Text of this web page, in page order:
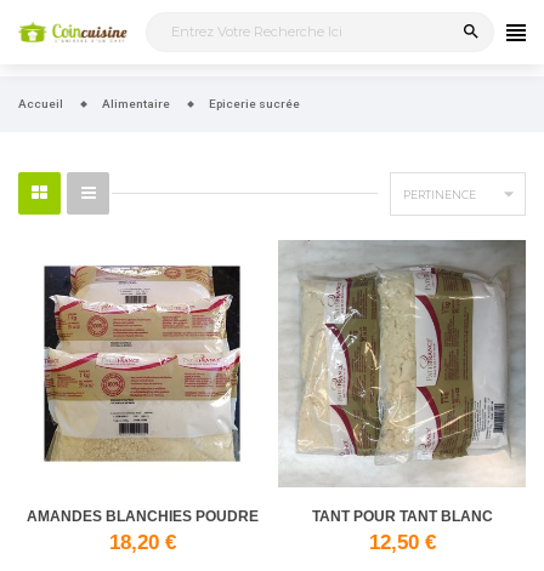
search
Accueil Alimentaire Epicerie sucrée
PERTINENCE 
AMANDES BLANCHIES POUDRE
18,20 €
TANT POUR TANT BLANC
12,50 €